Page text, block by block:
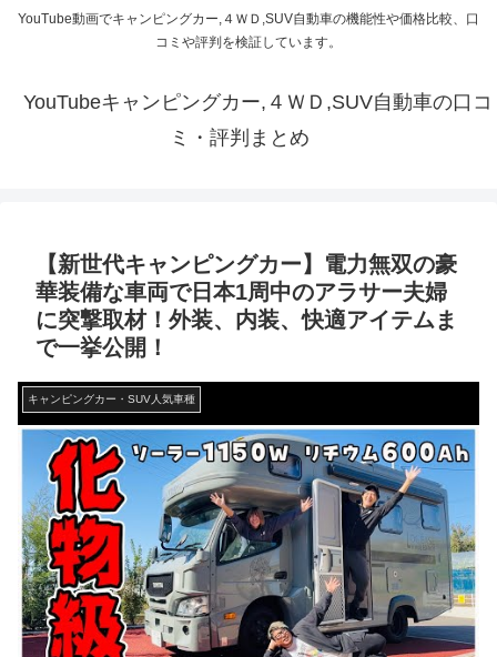
YouTube動画でキャンピングカー,４ＷＤ,SUV自動車の機能性や価格比較、口
コミや評判を検証しています。
YouTubeキャンピングカー,４ＷＤ,SUV自動車の口コ
ミ・評判まとめ
【新世代キャンピングカー】電力無双の豪
華装備な車両で日本1周中のアラサー夫婦
に突撃取材！外装、内装、快適アイテムま
で一挙公開！
キャンピングカー・SUV人気車種